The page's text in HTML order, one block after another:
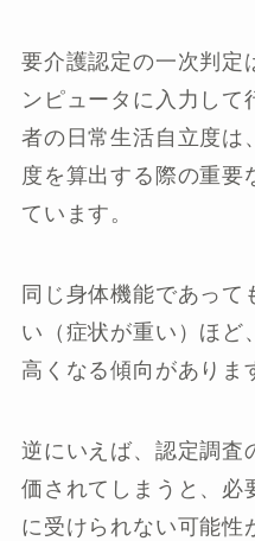
要介護認定の一次判定
ンピュータに入力して
者の日常生活自立度は
度を算出する際の重要
ています。
同じ身体機能であって
い（症状が重い）ほど
高くなる傾向がありま
逆にいえば、認定調査
価されてしまうと、必
に受けられない可能性